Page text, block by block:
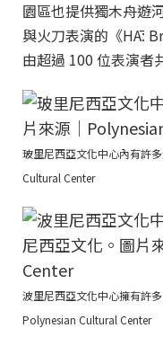
園區也提供獨木舟遊
與火刀表演的《HĀ:
由超過 100 位表演者
玻里尼西亞文化中心內有許
Cultural Center
波里尼西亞文化中心擁有許
Polynesian Cultural Center